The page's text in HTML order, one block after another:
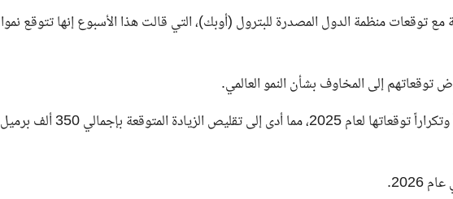
توقعات منظمة الدول المصدرة للبترول (أوبك)، التي قالت هذا الأسبوع إنها تتوقع نموا
توقعاتهم إلى المخاوف بشأن النمو العالمي.
وعلى مدار العام، خفضت الوكالة مراراً وتكراراً توقعاتها لعام 2025، مما أدى إلى تقليص الزيادة المتوقعة بإجمالي 350 ألف برميل